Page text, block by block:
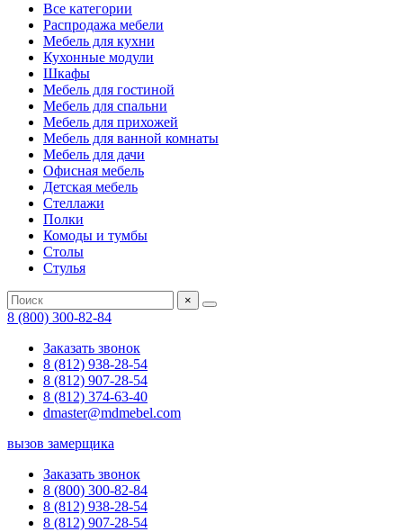
Все категории
Распродажа мебели
Мебель для кухни
Кухонные модули
Шкафы
Мебель для гостиной
Мебель для спальни
Мебель для прихожей
Мебель для ванной комнаты
Мебель для дачи
Офисная мебель
Детская мебель
Стеллажи
Полки
Комоды и тумбы
Столы
Стулья
×
8 (800) 300-82-84
Заказать звонок
8 (812) 938-28-54
8 (812) 907-28-54
8 (812) 374-63-40
dmaster@mdmebel.com
вызов замерщика
Заказать звонок
8 (800) 300-82-84
8 (812) 938-28-54
8 (812) 907-28-54